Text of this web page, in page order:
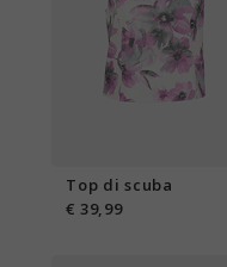
Top di scuba
€ 39,99